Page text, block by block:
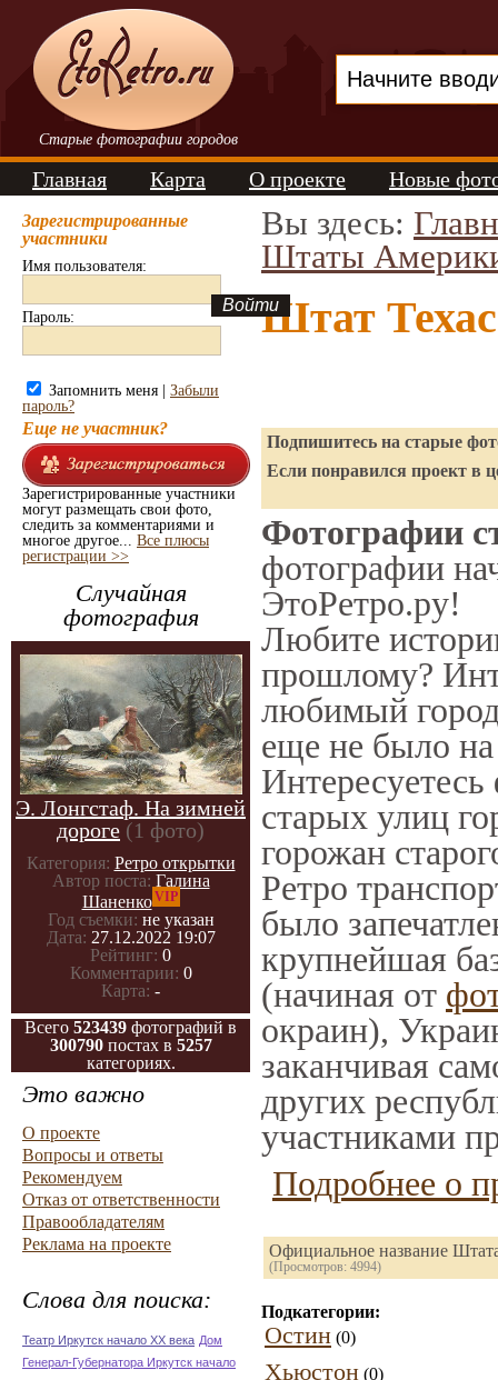
Старые фотографии городов
Главная Карта О проекте Новые
Зарегистрированные
участники
Имя пользователя:
Пароль:
Запомнить меня | Забыли
пароль?
Еще не участник?
Зарегистрированные участники
могут размещать свои фото,
следить за комментариями и
многое другое... Все плюсы
регистрации >>
Случайная
фотография
Э. Лонгстаф. На зимней
дороге (1 фото)
Категория: Ретро открытки
Автор поста: Галина
ШаненкоVIP
Год съемки: не указан
Дата: 27.12.2022 19:07
Рейтинг: 0
Комментарии: 0
Карта: -
Всего 523439 фотографий в
300790постах в 5257
категориях.
Это важно
О проекте
Вопросы и ответы
Рекомендуем
Отказ от ответственности
Правообладателям
Реклама на проекте
Слова для поиска:
Театр Иркутск начало ХХ века Дом
Генерал-Губернатора Иркутск начало
Вы здесь:
Штаты
Штат
Подпишитесь на старые
Если понравился проект в
Фотографии
фотографии
ЭтоРетро.ру!
Любите
прошлому?
любимый
еще не было на
Интересуетесь
старых улиц
горожан
Ретро
было
крупнейшая
(начиная от
окраин),
заканчивая
других
участниками
Подробнее о
Официальное название
(Просмотров: 4994)
Подкатегории:
Остин (0)
Хьюстон (0)